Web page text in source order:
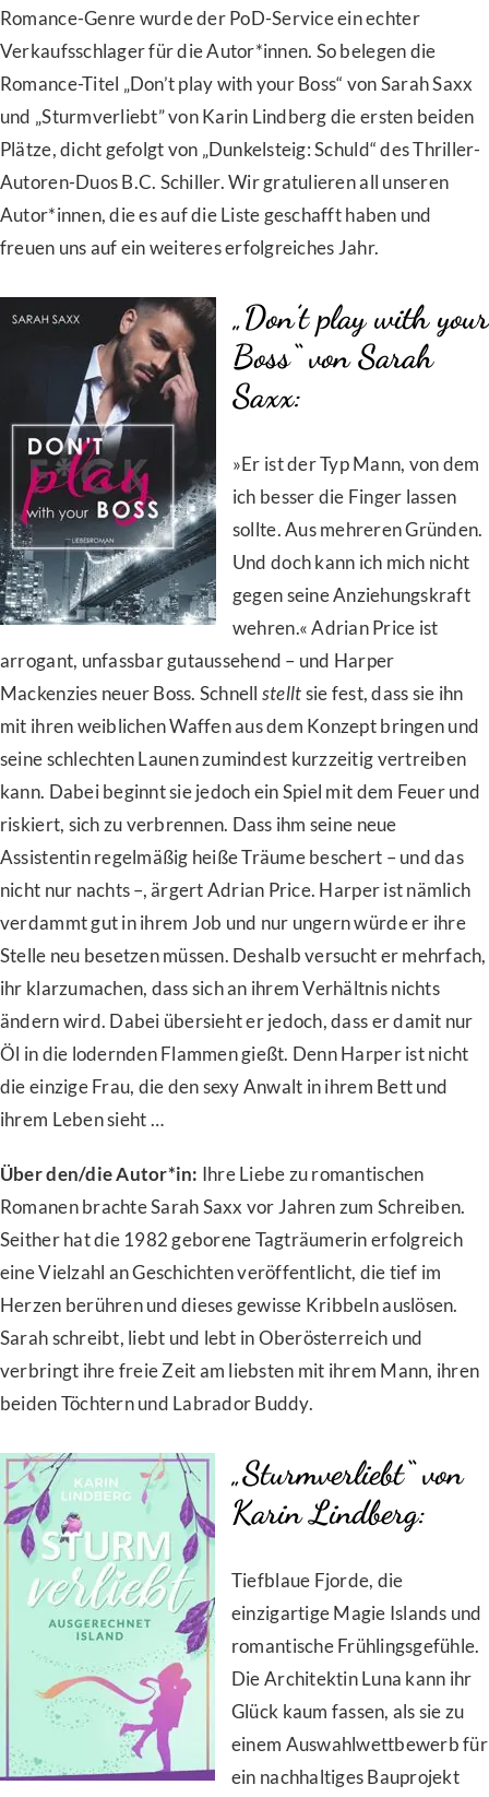
Romance-Genre wurde der PoD-Service ein echter
Verkaufsschlager für die Autor*innen. So belegen die
Romance-Titel „Don’t play with your Boss“ von Sarah Saxx
und „Sturmverliebt” von Karin Lindberg die ersten beiden
Plätze, dicht gefolgt von „Dunkelsteig: Schuld“ des Thriller-
Autoren-Duos B.C. Schiller. Wir gratulieren all unseren
Autor*innen, die es auf die Liste geschafft haben und
freuen uns auf ein weiteres erfolgreiches Jahr.
„Don’t play with your
Boss“ von Sarah
Saxx:
»Er ist der Typ Mann, von dem
ich besser die Finger lassen
sollte. Aus mehreren Gründen.
Und doch kann ich mich nicht
gegen seine Anziehungskraft
wehren.« Adrian Price ist
arrogant, unfassbar gutaussehend – und Harper
Mackenzies neuer Boss. Schnell stelltsie fest, dass sie ihn
mit ihren weiblichen Waffen aus dem Konzept bringen und
seine schlechten Launen zumindest kurzzeitig vertreiben
kann. Dabei beginnt sie jedoch ein Spiel mit dem Feuer und
riskiert, sich zu verbrennen. Dass ihm seine neue
Assistentin regelmäßig heiße Träume beschert – und das
nicht nur nachts –, ärgert Adrian Price. Harper ist nämlich
verdammt gut in ihrem Job und nur ungern würde er ihre
Stelle neu besetzen müssen. Deshalb versucht er mehrfach,
ihr klarzumachen, dass sich an ihrem Verhältnis nichts
ändern wird. Dabei übersieht er jedoch, dass er damit nur
Öl in die lodernden Flammen gießt. Denn Harper ist nicht
die einzige Frau, die den sexy Anwalt in ihrem Bett und
ihrem Leben sieht …
Über den/die Autor*in: Ihre Liebe zu romantischen
Romanen brachte Sarah Saxx vor Jahren zum Schreiben.
Seither hat die 1982 geborene Tagträumerin erfolgreich
eine Vielzahl an Geschichten veröffentlicht, die tief im
Herzen berühren und dieses gewisse Kribbeln auslösen.
Sarah schreibt, liebt und lebt in Oberösterreich und
verbringt ihre freie Zeit am liebsten mit ihrem Mann, ihren
beiden Töchtern und Labrador Buddy.
„Sturmverliebt“ von
Karin Lindberg:
Tiefblaue Fjorde, die
einzigartige Magie Islands und
romantische Frühlingsgefühle.
Die Architektin Luna kann ihr
Glück kaum fassen, als sie zu
einem Auswahlwettbewerb für
ein nachhaltiges Bauprojekt